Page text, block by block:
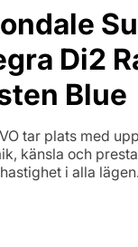
Di2
Blue
tar plats med
känsla och
i alla